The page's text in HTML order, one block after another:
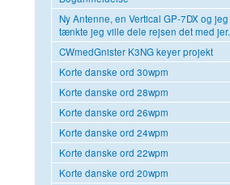
Ny Antenne, en Vertical GP-7DX og jeg
tænkte jeg ville dele rejsen det med jer.
CWmedGnister K3NG keyer projekt
Korte danske ord 30wpm
Korte danske ord 28wpm
Korte danske ord 26wpm
Korte danske ord 24wpm
Korte danske ord 22wpm
Korte danske ord 20wpm